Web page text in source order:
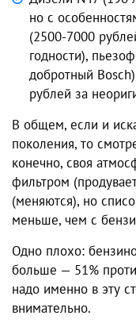
но с
(2500-7000
годности),
добротный
рублей за
В общем, если и
поколения, то
конечно, своя
фильтром
(меняются), но
меньше, чем с
Одно плохо:
больше — 51%
надо именно в эту
внимательно.